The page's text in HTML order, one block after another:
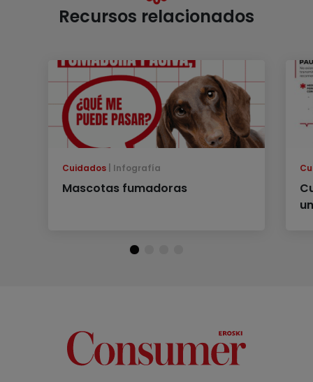
Recursos relacionados
Cuidados Infografía
Mascotas fumadoras